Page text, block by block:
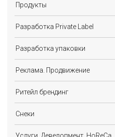
Продукты
Разработка Private Label
Разработка упаковки
Реклама. Продвижение
Ритейл брендинг
Снеки
Услуги. Девелопмент. HoReCa